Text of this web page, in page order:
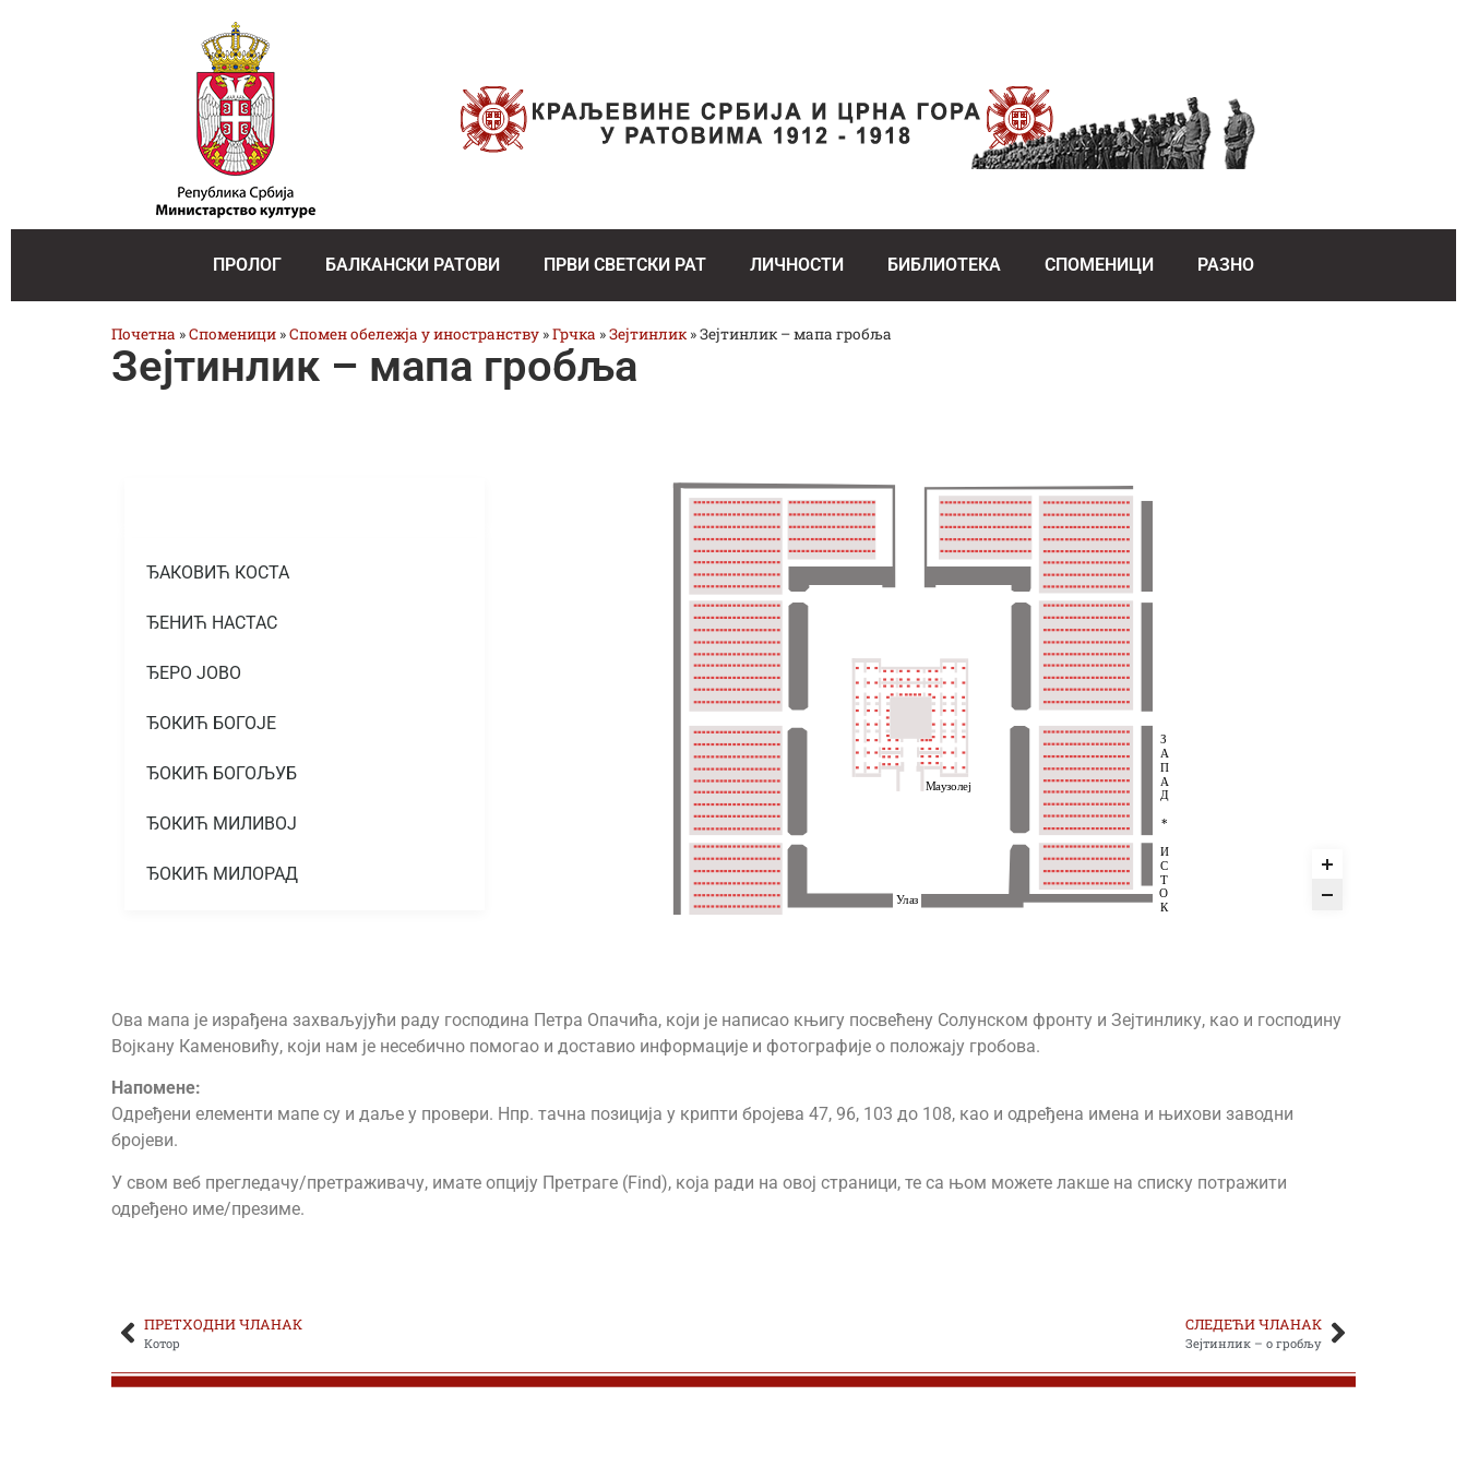
ПРОЛОГ БАЛКАНСКИ РАТОВИ ПРВИ СВЕТСКИ РАТ ЛИЧНОСТИ БИБЛИОТЕКА СПОМЕНИЦИ РАЗНО
Почетна »Споменици »Спомен обележја у иностранству »Грчка »Зејтинлик »Зејтинлик – мапа гробља
Зејтинлик – мапа гробља
З
А
П
А
Д
*
И
С
Т
О
К
Улаз
Маузолеј
ЂАКОВИЋ КОСТА
ЂЕНИЋ НАСТАС
ЂЕРО ЈОВО
ЂОКИЋ БОГОЈЕ
ЂОКИЋ БОГОЉУБ
ЂОКИЋ МИЛИВОЈ
ЂОКИЋ МИЛОРАД
ЂОКИЋ ОБРАД
ЂОКИЋ-ЂУРИЋ ДРАГУТИН
ЂОКОВИЋ МИЛАН
ЂОРЂЕВИЋ АЛЕКСА
ЂОРЂЕВИЋ ДРАГОСЛАВ
ЂОРЂЕВИЋ ЖИВКО
Ова мапа је израђена захваљујући раду господина Петра Опачића, који је написао књигу посвећену Солунском фронту и Зејтинлику, као и господину
Војкану Каменовићу, који нам је несебично помогао и доставио информације и фотографије о положају гробова.
Напоменe:
Одређени елементи мапе су и даље у провери. Нпр. тачна позиција у крипти бројева 47, 96, 103 до 108, као и одређена имена и њихови заводни
бројеви.
У свом веб прегледачу/претраживачу, имате опцију Претраге (Find), која ради на овој страници, те са њом можете лакше на списку потражити
одређено име/презиме.
ПРЕТХОДНИ ЧЛАНАК
Котор
СЛЕДЕЋИ ЧЛАНАК
Зејтинлик – о гробљу